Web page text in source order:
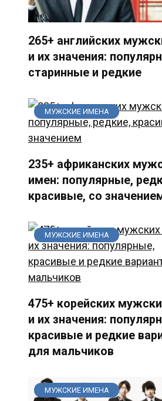
265+ английских
и их значения:
старинные и редкие
МУЖСКИЕ ИМЕНА
235+ африканских
имен: популярные,
красивые, со
МУЖСКИЕ ИМЕНА
475+ корейских
и их значения:
красивые и редкие
для мальчиков
МУЖСКИЕ ИМЕНА